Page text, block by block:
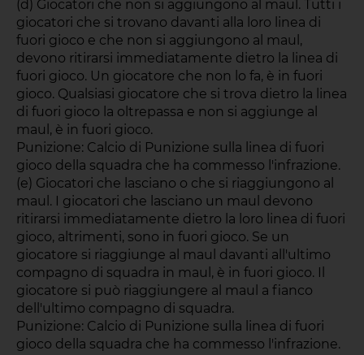
(d) Giocatori che non si aggiungono al maul. Tutti i
giocatori che si trovano davanti alla loro linea di
fuori gioco e che non si aggiungono al maul,
devono ritirarsi immediatamente dietro la linea di
fuori gioco. Un giocatore che non lo fa, è in fuori
gioco. Qualsiasi giocatore che si trova dietro la linea
di fuori gioco la oltrepassa e non si aggiunge al
maul, è in fuori gioco.
Punizione: Calcio di Punizione sulla linea di fuori
gioco della squadra che ha commesso l'infrazione.
(e) Giocatori che lasciano o che si riaggiungono al
maul. I giocatori che lasciano un maul devono
ritirarsi immediatamente dietro la loro linea di fuori
gioco, altrimenti, sono in fuori gioco. Se un
giocatore si riaggiunge al maul davanti all'ultimo
compagno di squadra in maul, è in fuori gioco. Il
giocatore si può riaggiungere al maul a fianco
dell'ultimo compagno di squadra.
Punizione: Calcio di Punizione sulla linea di fuori
gioco della squadra che ha commesso l'infrazione.